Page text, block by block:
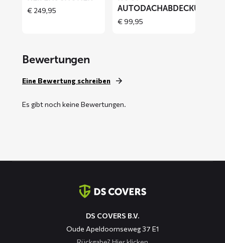
€249,95
AUTODACHABDECKUNG
€99,95
Bewertungen
Eine Bewertung schreiben
Es gibt noch keine Bewertungen.
DS COVERS B.V.
Oude Apeldoornseweg 37 E1